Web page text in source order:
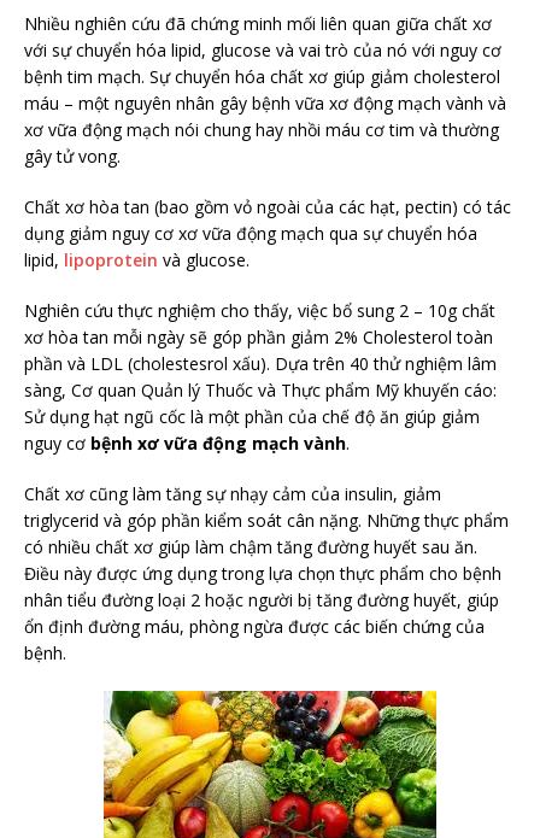
Nhiều nghiên cứu đã chứng minh mối liên quan giữa chất xơ
với sự chuyển hóa lipid, glucose và vai trò của nó với nguy cơ
bệnh tim mạch. Sự chuyển hóa chất xơ giúp giảm cholesterol
máu – một nguyên nhân gây bệnh vữa xơ động mạch vành và
xơ vữa động mạch nói chung hay nhồi máu cơ tim và thường
gây tử vong.
Chất xơ hòa tan (bao gồm vỏ ngoài của các hạt, pectin) có tác
dụng giảm nguy cơ xơ vữa động mạch qua sự chuyển hóa
lipid, lipoprotein và glucose.
Nghiên cứu thực nghiệm cho thấy, việc bổ sung 2 – 10g chất
xơ hòa tan mỗi ngày sẽ góp phần giảm 2% Cholesterol toàn
phần và LDL (cholestesrol xấu). Dựa trên 40 thử nghiệm lâm
sàng, Cơ quan Quản lý Thuốc và Thực phẩm Mỹ khuyến cáo:
Sử dụng hạt ngũ cốc là một phần của chế độ ăn giúp giảm
nguy cơ bệnh xơ vữa động mạch vành.
Chất xơ cũng làm tăng sự nhạy cảm của insulin, giảm
triglycerid và góp phần kiểm soát cân nặng. Những thực phẩm
có nhiều chất xơ giúp làm chậm tăng đường huyết sau ăn.
Điều này được ứng dụng trong lựa chọn thực phẩm cho bệnh
nhân tiểu đường loại 2 hoặc người bị tăng đường huyết, giúp
ổn định đường máu, phòng ngừa được các biến chứng của
bệnh.